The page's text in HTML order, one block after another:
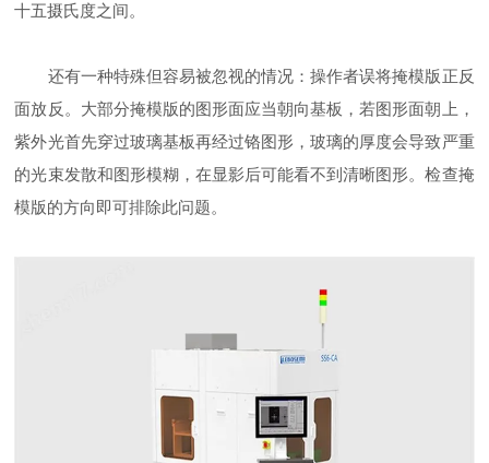
十五摄氏度之间。
还有一种特殊但容易被忽视的情况：操作者误将掩模版正反
面放反。大部分掩模版的图形面应当朝向基板，若图形面朝上，
紫外光首先穿过玻璃基板再经过铬图形，玻璃的厚度会导致严重
的光束发散和图形模糊，在显影后可能看不到清晰图形。检查掩
模版的方向即可排除此问题。